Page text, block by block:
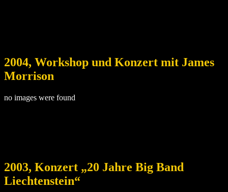
2004, Workshop und Konzert mit James
Morrison
no images were found
2003, Konzert „20 Jahre Big Band
Liechtenstein“